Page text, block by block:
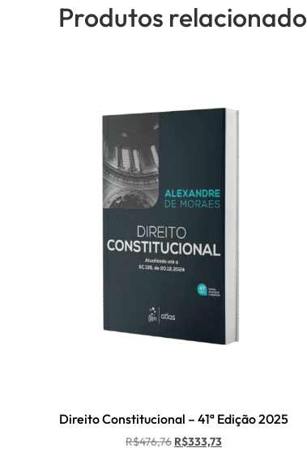
Produtos
Direito Constitucional – 41ª Edição 2025
R$476,76 R$333,73